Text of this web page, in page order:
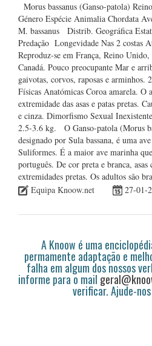
Morus bassanus (Ganso-patola)
Género Espécie Animalia Chordata
M. bassanus Distrib. Geográfica
Predação Longevidade Nas 2 costas
Reproduz-se em França, Reino
Canadá. Pouco preocupante Mar e
gaivotas, corvos, raposas e
Físicas Anatómicas Coroa amarela. O
extremidade das asas e patas pretas.
e cinza. Dimorfismo Sexual
2.5-3.6 kg. O Ganso-patola (Morus
designado por Sula bassana, é uma
Suliformes. É a maior ave marinha
português. De cor preta e branca,
extremidades pretas. Os adultos são
Equipa Knoow.net
27-01-
A Knoow é uma
permamente adaptação e
falha em algum dos nossos
informe para o mail
verificar. Ajude-